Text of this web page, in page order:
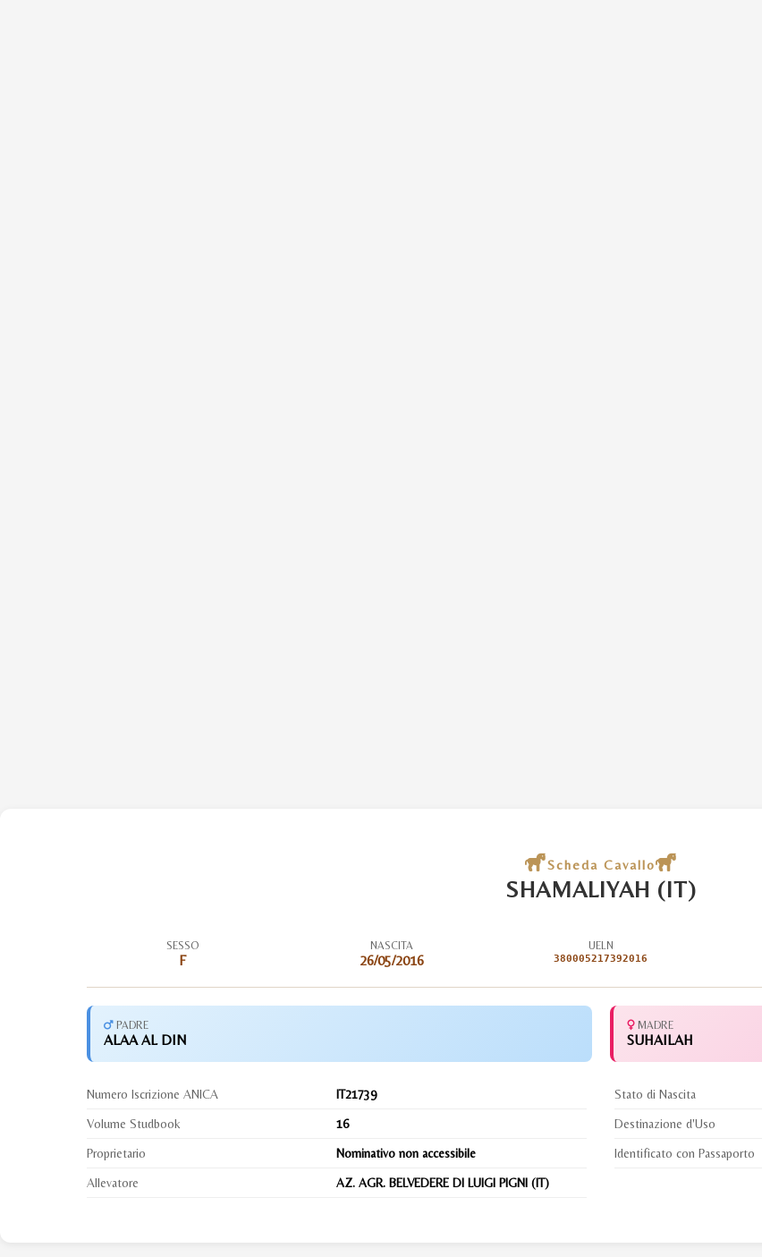
Scheda Cavallo
SHAMALIYAH (IT)
SESSO
F
NASCITA
26/05/2016
UELN
380005217392016
PADRE
ALAA AL DIN
MADRE
SUHAILAH
Numero Iscrizione ANICA IT21739
Volume Studbook 16
Proprietario Nominativo non accessibile
Allevatore AZ. AGR. BELVEDERE DI LUIGI PIGNI (IT)
Stato di Nascita
Destinazione d'Uso
Identificato con Passaporto